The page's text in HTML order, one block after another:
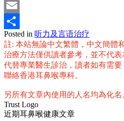
Mastodon
Email
分
享
Posted in 听力及言语治疗
註: 本站無論中文繁體，中文簡體
治療方法僅供讀者參考，並不代
代替專業醫生診治，讀者如有需
聯絡香港耳鼻喉專科。
另所有文章內使用的人名均為化名
Trust Logo
近期耳鼻喉健康文章